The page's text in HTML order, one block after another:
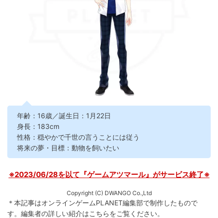
年齢：16歳／誕生日：1月22日
身長：183cm
性格：穏やかで千世の言うことには従う
将来の夢・目標：動物を飼いたい
※2023/06/28を以て『ゲームアツマール』がサービス終了※
Copyright (C) DWANGO Co.,Ltd
＊本記事はオンラインゲームPLANET編集部で制作したもので
す。 編集者の詳しい紹介はこちらをご覧ください。